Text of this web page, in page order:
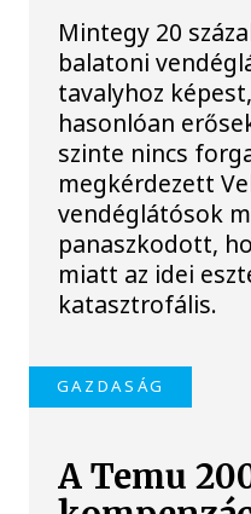
Mintegy 20
balatoni
tavalyhoz
hasonlóan
szinte nincs
megkérdezett
vendéglátósok
panaszkodott,
miatt az idei
katasztrofális.
GAZDASÁG
A Temu